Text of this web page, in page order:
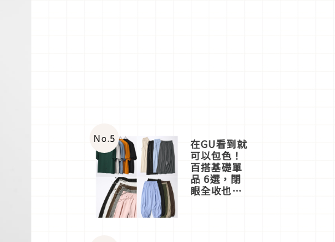
No.5 在GU看到就
可以包色！
百搭基礎單
品 6選，閉
眼全收也不